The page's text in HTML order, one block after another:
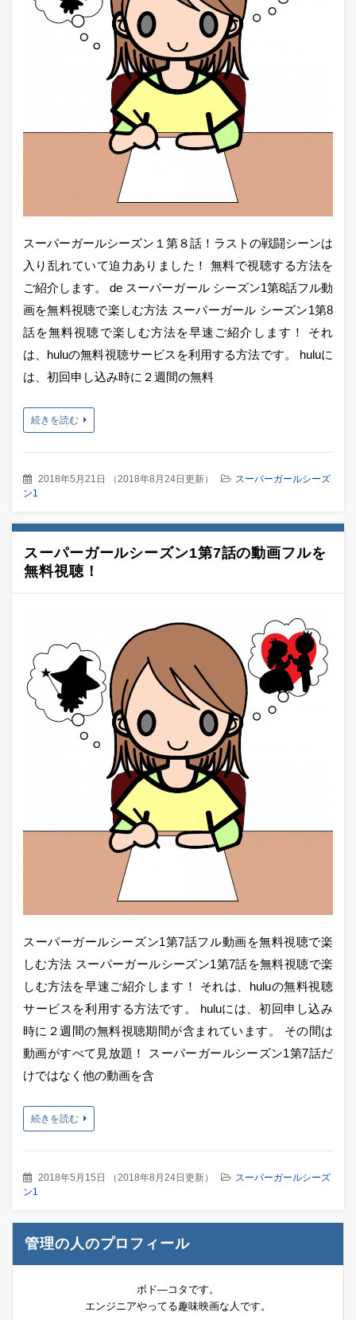
スーパーガールシーズン１第８話！ラストの戦闘シーンは
入り乱れていて迫力ありました！ 無料で視聴する方法を
ご紹介します。 de スーパーガール シーズン1第8話フル動
画を無料視聴で楽しむ方法 スーパーガール シーズン1第8
話を無料視聴で楽しむ方法を早速ご紹介します！ それ
は、huluの無料視聴サービスを利用する方法です。 huluに
は、初回申し込み時に２週間の無料
続きを読む
2018年5月21日 （2018年8月24日更新）
スーパーガールシーズ
ン1
スーパーガールシーズン1第7話の動画フルを
無料視聴！
スーパーガールシーズン1第7話フル動画を無料視聴で楽
しむ方法 スーパーガールシーズン1第7話を無料視聴で楽
しむ方法を早速ご紹介します！ それは、huluの無料視聴
サービスを利用する方法です。 huluには、初回申し込み
時に２週間の無料視聴期間が含まれています。 その間は
動画がすべて見放題！ スーパーガールシーズン1第7話だ
けではなく他の動画を含
続きを読む
2018年5月15日 （2018年8月24日更新）
スーパーガールシーズ
ン1
管理の人のプロフィール
ボド―コタです。
エンジニアやってる趣味映画な人です。